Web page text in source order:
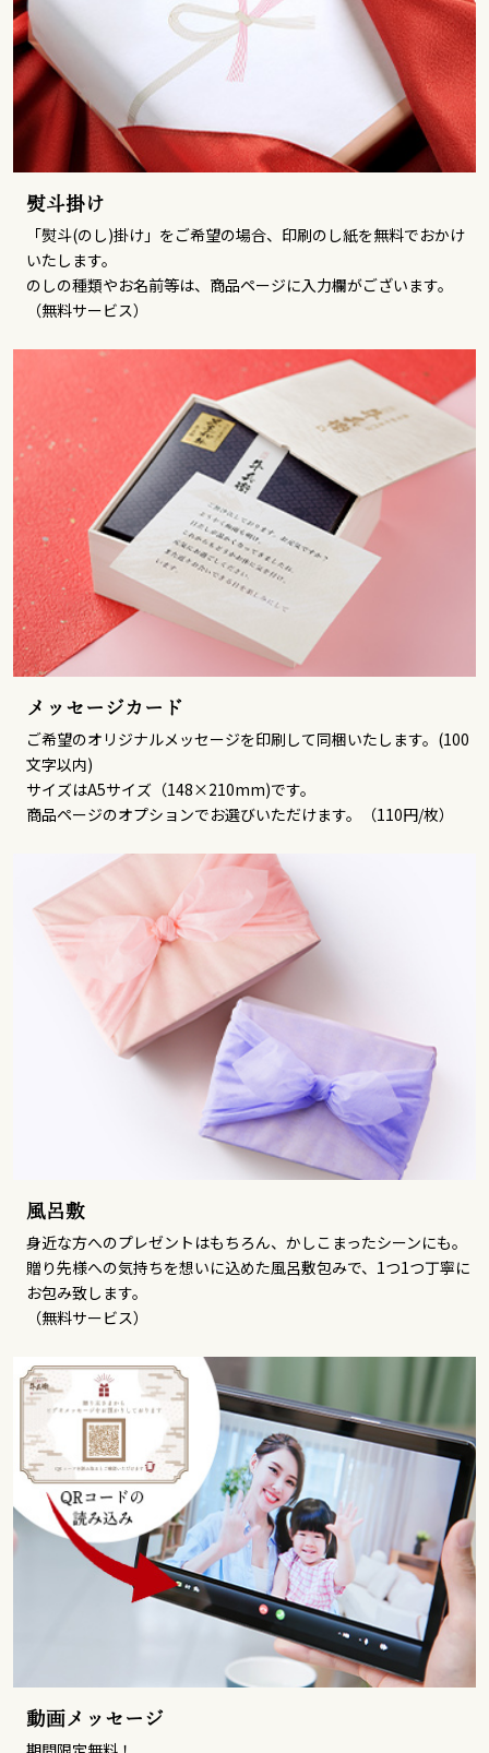
熨斗掛け
「熨斗(のし)掛け」をご希望の場合、印刷のし紙を無料でおかけ
いたします。
のしの種類やお名前等は、商品ページに入力欄がございます。
（無料サービス）
メッセージカード
ご希望のオリジナルメッセージを印刷して同梱いたします。(100
文字以内)
サイズはA5サイズ（148×210mm)です。
商品ページのオプションでお選びいただけます。（110円/枚）
風呂敷
身近な方へのプレゼントはもちろん、かしこまったシーンにも。
贈り先様への気持ちを想いに込めた風呂敷包みで、1つ1つ丁寧に
お包み致します。
（無料サービス）
動画メッセージ